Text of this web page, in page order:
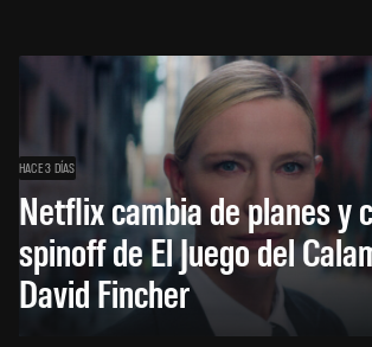
HACE 3 DÍAS
Netflix cambia de planes y
spinoff de El Juego del
David Fincher